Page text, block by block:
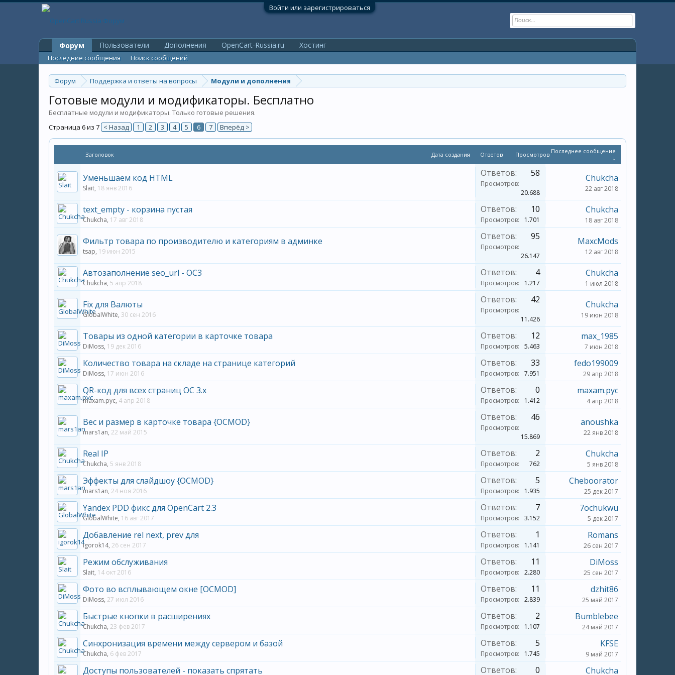
Войти или зарегистрироваться
Форум Поддержка и ответы на вопросы Модули и дополнения
Готовые модули и модификаторы. Бесплатно
Бесплатные модули и модификаторы. Только готовые решения.
Страница 6 из 7 < Назад 1 2 3 4 5 6 7 Вперёд >
Заголовок Дата создания Ответов Просмотров Последнее сообщение
↓
Уменьшаем код HTML
Slait, 18 янв 2016
Ответов: 58
Просмотров:
20.688
Chukcha
22 авг 2018
text_empty - корзина пустая
Chukcha, 17 авг 2018
Ответов: 10
Просмотров: 1.701
Chukcha
18 авг 2018
Фильтр товара по производителю и категориям в админке
tsap, 19 июн 2015
Ответов: 95
Просмотров:
26.147
MaxcMods
12 авг 2018
Автозаполнение seo_url - OC3
Chukcha, 5 апр 2018
Ответов: 4
Просмотров: 1.217
Chukcha
1 июл 2018
Fix для Валюты
GlobalWhite, 30 сен 2016
Ответов: 42
Просмотров:
11.426
Chukcha
19 июн 2018
Товары из одной категории в карточке товара
DiMoss, 19 дек 2016
Ответов: 12
Просмотров: 5.463
max_1985
7 июн 2018
Количество товара на складе на странице категорий
DiMoss, 17 июн 2016
Ответов: 33
Просмотров: 7.951
fedo199009
29 апр 2018
QR-код для всех страниц ОС 3.х
maxam.pyc, 4 апр 2018
Ответов: 0
Просмотров: 1.412
maxam.pyc
4 апр 2018
Вес и размер в карточке товара {OCMOD}
mars1an, 22 май 2015
Ответов: 46
Просмотров:
15.869
anoushka
22 янв 2018
Real IP
Chukcha, 5 янв 2018
Ответов: 2
Просмотров: 762
Chukcha
5 янв 2018
Эффекты для слайдшоу {OCMOD}
mars1an, 24 ноя 2016
Ответов: 5
Просмотров: 1.935
Cheboorator
25 дек 2017
Yandex PDD фикс для OpenCart 2.3
GlobalWhite, 16 авг 2017
Ответов: 7
Просмотров: 3.152
7ochukwu
5 дек 2017
Добавление rel next, prev для
igorok14, 26 сен 2017
Ответов: 1
Просмотров: 1.141
Romans
26 сен 2017
Режим обслуживания
Slait, 14 окт 2016
Ответов: 11
Просмотров: 2.280
DiMoss
25 сен 2017
Фото во всплывающем окне [OCMOD]
DiMoss, 27 июл 2016
Ответов: 11
Просмотров: 2.839
dzhit86
25 май 2017
Быстрые кнопки в расширениях
Chukcha, 23 фев 2017
Ответов: 2
Просмотров: 1.107
Bumblebee
24 май 2017
Синхронизация времени между сервером и базой
Chukcha, 6 фев 2017
Ответов: 5
Просмотров: 1.745
KFSE
9 май 2017
Доступы пользователей - показать спрятать Ответов: 0 Chukcha
Форум
Последние сообщения Поиск сообщений
Пользователи Дополнения OpenCart-Russia.ru Хостинг